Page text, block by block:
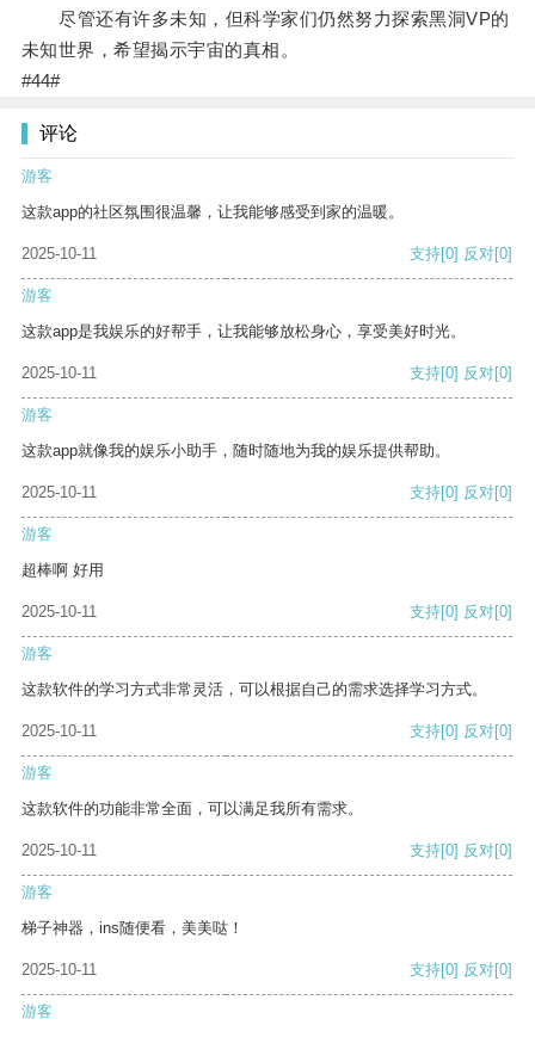
尽管还有许多未知，但科学家们仍然努力探索黑洞VP的
未知世界，希望揭示宇宙的真相。
#44#
评论
游客
这款app的社区氛围很温馨，让我能够感受到家的温暖。
2025-10-11 支持[0] 反对[0]
游客
这款app是我娱乐的好帮手，让我能够放松身心，享受美好时光。
2025-10-11 支持[0] 反对[0]
游客
这款app就像我的娱乐小助手，随时随地为我的娱乐提供帮助。
2025-10-11 支持[0] 反对[0]
游客
超棒啊 好用
2025-10-11 支持[0] 反对[0]
游客
这款软件的学习方式非常灵活，可以根据自己的需求选择学习方式。
2025-10-11 支持[0] 反对[0]
游客
这款软件的功能非常全面，可以满足我所有需求。
2025-10-11 支持[0] 反对[0]
游客
梯子神器，ins随便看，美美哒！
2025-10-11 支持[0] 反对[0]
游客